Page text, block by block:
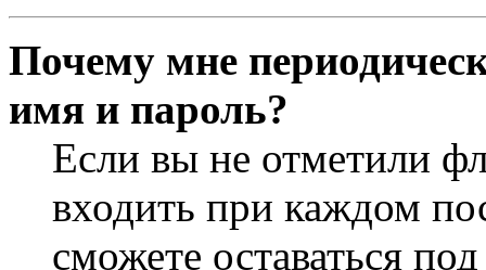
Почему мне
имя и пароль?
Если вы не отметили
входить при каждом
сможете оставаться